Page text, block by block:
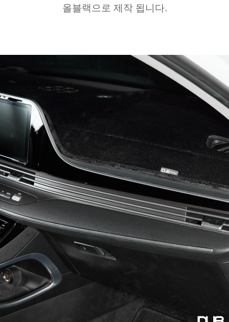
올블랙으로 제작 됩니다.